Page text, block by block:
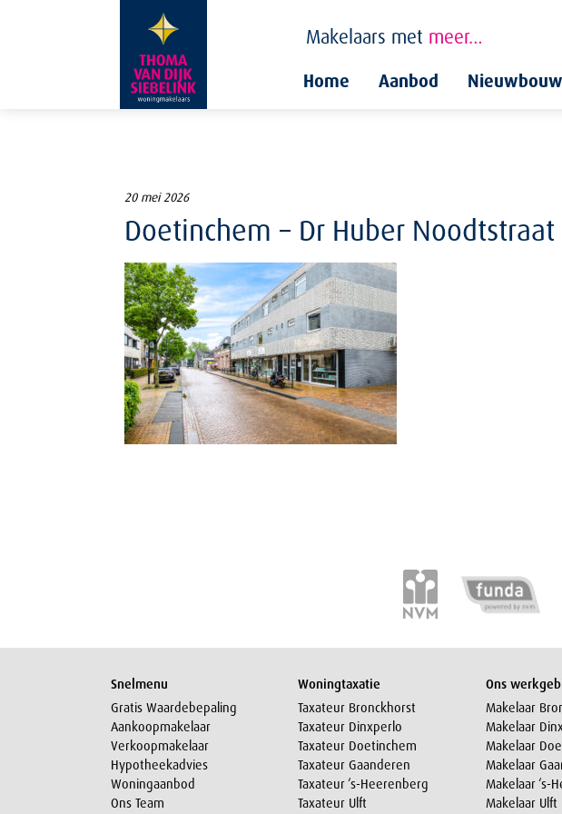
Makelaars met meer…
Home Aanbod Nieuwbouw
20 mei 2026
Doetinchem – Dr Huber
Snelmenu
Gratis Waardebepaling
Aankoopmakelaar
Verkoopmakelaar
Hypotheekadvies
Woningaanbod
Ons Team
Woningtaxatie
Taxateur Bronckhorst
Taxateur Dinxperlo
Taxateur Doetinchem
Taxateur Gaanderen
Taxateur ‘s-Heerenberg
Taxateur Ulft
Ons
Makelaar
Makelaar
Makelaar
Makelaar
Makelaar ‘s-
Makelaar Ulft